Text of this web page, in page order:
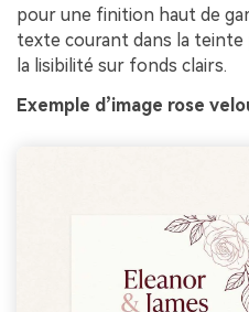
pour une finition haut de
texte courant dans la
la lisibilité sur fonds clairs.
Exemple d’image rose